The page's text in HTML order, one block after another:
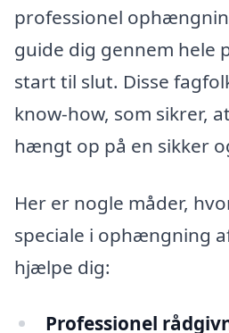
professionel
guide dig gennem hele
start til slut. Disse
know-how, som sikrer,
hængt op på en sikker
Her er nogle måder,
speciale i ophængning
hjælpe dig:
Professionel